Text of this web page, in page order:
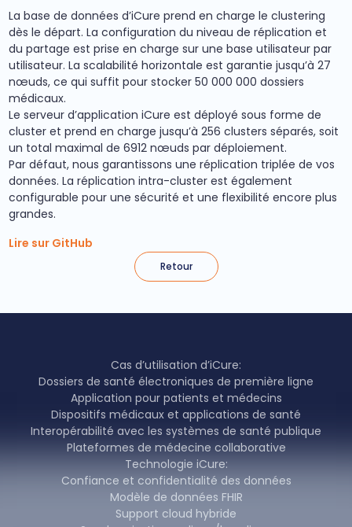
La base de données d’iCure prend en charge le clustering
dès le départ. La configuration du niveau de réplication et
du partage est prise en charge sur une base utilisateur par
utilisateur. La scalabilité horizontale est garantie jusqu’à 27
nœuds, ce qui suffit pour stocker 50 000 000 dossiers
médicaux.
Le serveur d’application iCure est déployé sous forme de
cluster et prend en charge jusqu’à 256 clusters séparés, soit
un total maximal de 6912 nœuds par déploiement.
Par défaut, nous garantissons une réplication triplée de vos
données. La réplication intra-cluster est également
configurable pour une sécurité et une flexibilité encore plus
grandes.
Lire sur GitHub
Retour
Cas d’utilisation d’iCure:
Dossiers de santé électroniques de première ligne
Application pour patients et médecins
Dispositifs médicaux et applications de santé
Interopérabilité avec les systèmes de santé publique
Plateformes de médecine collaborative
Technologie iCure:
Confiance et confidentialité des données
Modèle de données FHIR
Support cloud hybride